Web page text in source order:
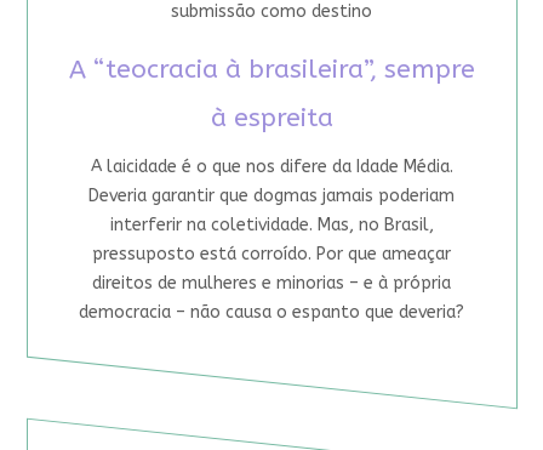
submissão como destino
A “teocracia à brasileira”, sempre
à espreita
A laicidade é o que nos difere da Idade Média.
Deveria garantir que dogmas jamais poderiam
interferir na coletividade. Mas, no Brasil,
pressuposto está corroído. Por que ameaçar
direitos de mulheres e minorias – e à própria
democracia – não causa o espanto que deveria?